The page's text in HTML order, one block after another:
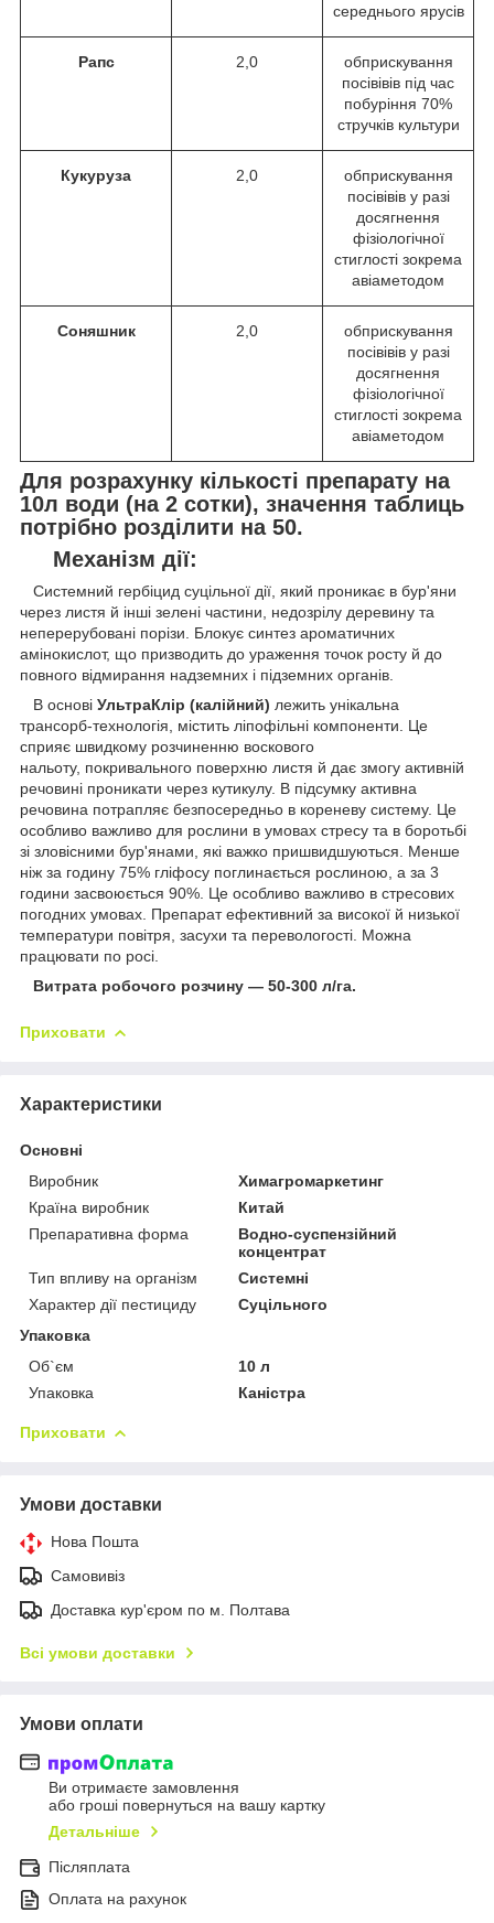
середнього ярусів
Рапс 2,0
обприскування
посівівів під час
побуріння 70%
стручків культури
Кукуруза 2,0
обприскування
посівівів у разі
досягнення
фізіологічної
стиглості зокрема
авіаметодом
Соняшник 2,0
обприскування
посівівів у разі
досягнення
фізіологічної
стиглості зокрема
авіаметодом
Для розрахунку кількості препарату на
10л води (на 2 сотки), значення таблиць
потрібно розділити на 50.
Механізм дії:
Системний гербіцид суцільної дії, який проникає в бур'яни
через листя й інші зелені частини, недозрілу деревину та
неперерубовані порізи. Блокує синтез ароматичних
амінокислот, що призводить до ураження точок росту й до
повного відмирання надземних і підземних органів.
В основі УльтраКлір (калійний) лежить унікальна
трансорб-технологія, містить ліпофільні компоненти. Це
сприяє швидкому розчиненню воскового
нальоту, покривального поверхню листя й дає змогу активній
речовині проникати через кутикулу. В підсумку активна
речовина потрапляє безпосередньо в кореневу систему. Це
особливо важливо для рослини в умовах стресу та в боротьбі
зі зловісними бур'янами, які важко пришвидшуються. Менше
ніж за годину 75% гліфосу поглинається рослиною, а за 3
години засвоюється 90%. Це особливо важливо в стресових
погодних умовах. Препарат ефективний за високої й низької
температури повітря, засухи та перевологості. Можна
працювати по росі.
Витрата робочого розчину — 50-300 л/га.
Приховати
Характеристики
Основні
Виробник
Химагромаркетинг
Країна виробник
Китай
Препаративна форма
Водно-суспензійний
концентрат
Тип впливу на організм
Системні
Характер дії пестициду
Суцільного
Упаковка
Об`єм
10 л
Упаковка
Каністра
Приховати
Умови доставки
Нова Пошта
Самовивіз
Доставка кур'єром по м. Полтава
Всі умови доставки
Умови оплати
Ви отримаєте замовлення
або гроші повернуться на вашу картку
Детальніше
Післяплата
Оплата на рахунок